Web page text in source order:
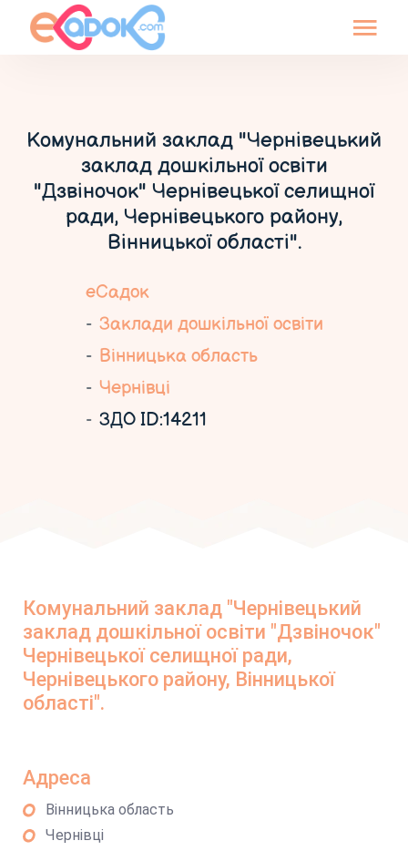
Комунальний заклад "Чернівецький
заклад дошкільної освіти
"Дзвіночок" Чернівецької селищної
ради, Чернівецького району,
Вінницької області".
еСадок
Заклади дошкільної освіти
Вінницька область
Чернівці
ЗДО ID:14211
Комунальний заклад "Чернівецький
заклад дошкільної освіти "Дзвіночок"
Чернівецької селищної ради,
Чернівецького району, Вінницької
області".
Адреса
Вінницька область
Чернівці